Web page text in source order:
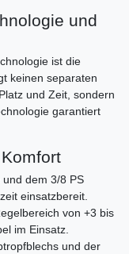
und
ist die
keinen separaten
und Zeit, sondern
garantiert
dem 3/8 PS
einsatzbereit.
von +3 bis
im Einsatz.
und der